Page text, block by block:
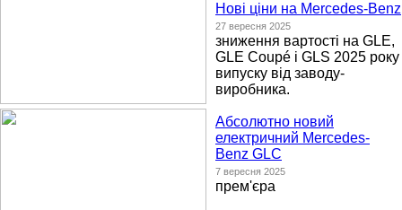
Нові ціни на Mercedes-Benz
27 вересня 2025
зниження вартості на GLE,
GLE Coupé і GLS 2025 року
випуску від заводу-
виробника.
Абсолютно новий
електричний Mercedes-
Benz GLC
7 вересня 2025
прем'єра